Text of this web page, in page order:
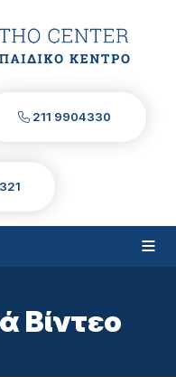
211 9904330
≡
Βίντεο